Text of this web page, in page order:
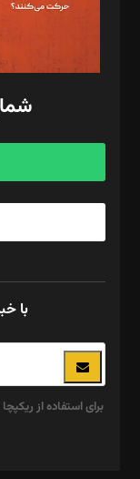
گرافیک و صفحه‌آرایی:
مد‌یر توسعه تجاری:
امور مالی: شاپور
آگهی و مشترکین: ۰۹۱۹۹۹۹۰۴۵۴
شماره ۱۴۷ -
با